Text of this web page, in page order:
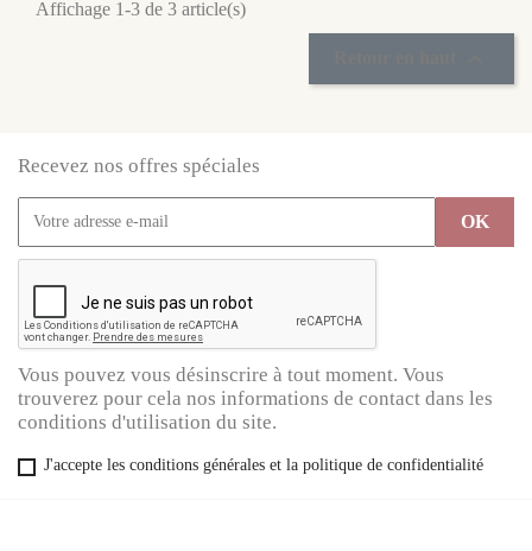
Affichage 1-3 de 3 article(s)
Recevez nos offres spéciales
Vous pouvez vous désinscrire à tout moment. Vous
trouverez pour cela nos informations de contact dans les
conditions d'utilisation du site.
J'accepte les conditions générales et la politique de confidentialité